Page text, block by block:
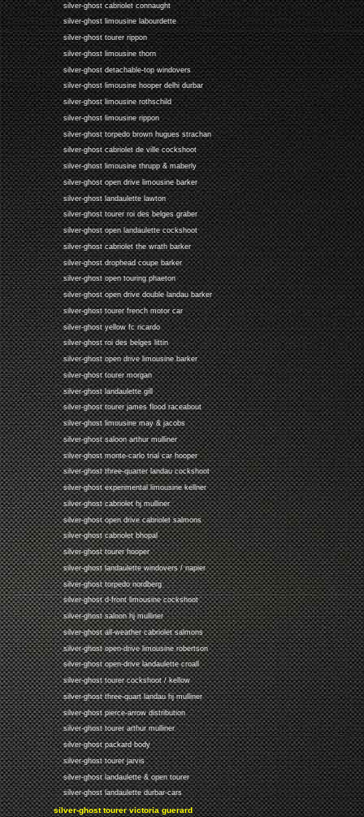
silver-ghost cabriolet connaught
silver-ghost limousine labourdette
silver-ghost tourer rippon
silver-ghost limousine thorn
silver-ghost detachable-top windovers
silver-ghost limousine hooper delhi durbar
silver-ghost limousine rothschild
silver-ghost limousine rippon
silver-ghost torpedo brown hugues strachan
silver-ghost cabriolet de ville cockshoot
silver-ghost limousine thrupp & maberly
silver-ghost open drive limousine barker
silver-ghost landaulette lawton
silver-ghost tourer roi des belges graber
silver-ghost open landaulette cockshoot
silver-ghost cabriolet the wrath barker
silver-ghost drophead coupe barker
silver-ghost open touring phaeton
silver-ghost open drive double landau barker
silver-ghost tourer french motor car
silver-ghost yellow fc ricardo
silver-ghost roi des belges littin
silver-ghost open drive limousine barker
silver-ghost tourer morgan
silver-ghost landaulette gill
silver-ghost tourer james flood raceabout
silver-ghost limousine may & jacobs
silver-ghost saloon arthur mulliner
silver-ghost monte-carlo trial car hooper
silver-ghost three-quarter landau cockshoot
silver-ghost experimental limousine kellner
silver-ghost cabriolet hj mulliner
silver-ghost open drive cabriolet salmons
silver-ghost cabriolet bhopal
silver-ghost tourer hooper
silver-ghost landaulette windovers / napier
silver-ghost torpedo nordberg
silver-ghost d-front limousine cockshoot
silver-ghost saloon hj mulliner
silver-ghost all-weather cabriolet salmons
silver-ghost open-drive limousine robertson
silver-ghost open-drive landaulette croall
silver-ghost tourer cockshoot / kellow
silver-ghost three-quart landau hj mulliner
silver-ghost pierce-arrow distribution
silver-ghost tourer arthur mulliner
silver-ghost packard body
silver-ghost tourer jarvis
silver-ghost landaulette & open tourer
silver-ghost landaulette durbar-cars
silver-ghost tourer victoria guerard